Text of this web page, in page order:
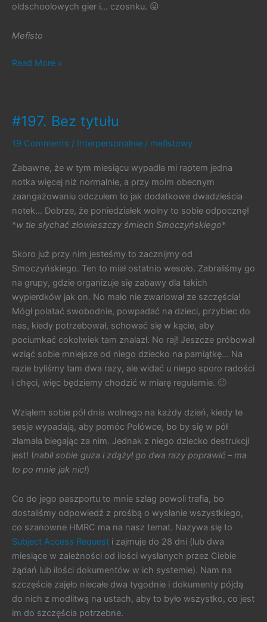
oldschoolowych gier i… czosnku. 😛
Mefisto
#386.
Read More »
#197. Bez tytułu
19 Comments / Interpersonalnie / mefistowy
Zabawne, że w tym miesiącu wypadła mi raptem jedna
notka więcej niż normalnie, a przy moim obecnym
zaangażowaniu odczułem to jak dodatkowe dwadzieścia
notek… Dobrze, że poniedziałek wolny to sobie odpocznę!
*w tle słychać złowieszczy śmiech Smoczyńskiego*
Skoro już przy nim jesteśmy to zacznijmy od
Smoczyńskiego. Ten to miał ostatnio wesoło. Zabraliśmy go
na grupy, gdzie organizuje się zabawy dla takich
wypierdków jak on. No mało nie zwariował ze szczęścia!
Mógł polatać swobodnie, powpadać na dzieci, przybiec do
nas, kiedy potrzebował, schować się w kącie, aby
pociumkać cokolwiek tam znalazł. No raj! Jeszcze próbował
wziąć sobie mniejsze od niego dziecko na pamiątkę… Na
razie byliśmy tam dwa razy, ale widać u niego sporo radości
i chęci, więc będziemy chodzić w miarę regularnie. 🙂
Wziąłem sobie pół dnia wolnego na każdy dzień, kiedy te
sesje wypadają, aby pomóc Połówce, bo by się w pół
złamała biegając za nim. Jednak z niego dziecko destrukcji
jest! (nabił sobie guza i zdążył go dwa razy poprawić – ma
to po mnie jak nic!)
Co do jego paszportu to mnie szlag powoli trafia, bo
dostaliśmy odpowiedź z prośbą o wysłanie wszystkiego,
co szanowne HMRC ma na nasz temat. Nazywa się to
Subject Access Request i zajmuje do 28 dni (lub dwa
miesiące w zależności od ilości wysłanych przez Ciebie
żądań lub ilości dokumentów w ich systemie). Nam na
szczęście zajęło niecałe dwa tygodnie i dokumenty pójdą
do nich z modlitwą na ustach, aby to było wszystko, co jest
im do szczęścia potrzebne.